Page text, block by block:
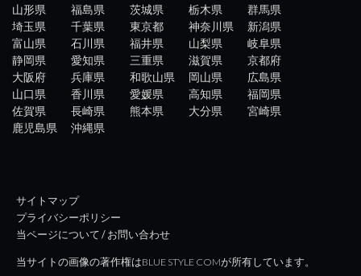
山形県
福島県 茨城県 栃木県
群馬県
埼玉県
千葉県 東京都 神奈川県
新潟県
富山県
石川県 福井県 山梨県
岐阜県
静岡県
愛知県 三重県 滋賀県
京都府
大阪府
兵庫県 和歌山県 岡山県
広島県
山口県
香川県 愛媛県 高知県
福岡県
佐賀県
長崎県 熊本県 大分県
宮崎県
鹿児島県
沖縄県
サイトマップ
プライバシーポリシー
当ページについて / お問い合わせ
当サイトの画像の著作権はBLUE STYLE COMが所有しています。